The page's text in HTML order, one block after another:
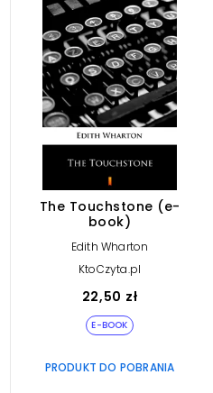
The Touchstone (e-
book)
Edith Wharton
KtoCzyta.pl
22,50 zł
E-BOOK
PRODUKT DO POBRANIA